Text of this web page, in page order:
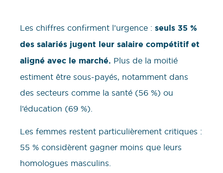
Les chiffres confirment l’urgence : seuls 35 %
des salariés jugent leur salaire compétitif et
aligné avec le marché. Plus de la moitié
estiment être sous-payés, notamment dans
des secteurs comme la santé (56 %) ou
l’éducation (69 %).
Les femmes restent particulièrement critiques :
55 % considèrent gagner moins que leurs
homologues masculins.